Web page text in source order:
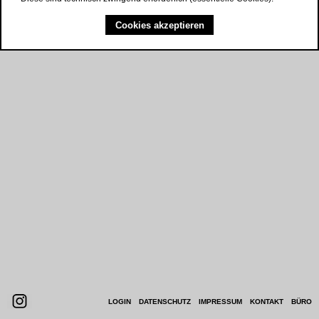
NAVIGATION
ÜBERSPRINGEN
BÜRO
KONTAKT
IMPRESSUM
DATENSCHUTZ
LOGIN
Cookies akzeptieren